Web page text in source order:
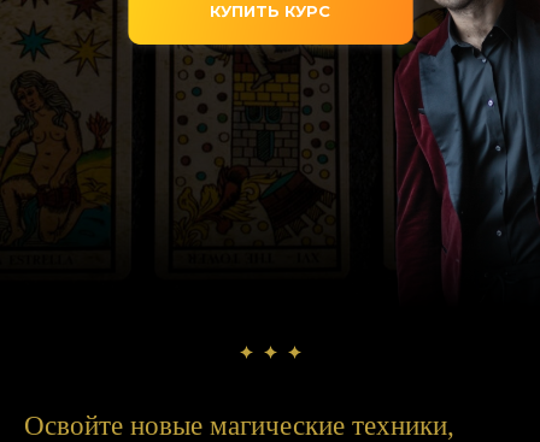
КУПИТЬ КУРС
Освойте новые магические техники,